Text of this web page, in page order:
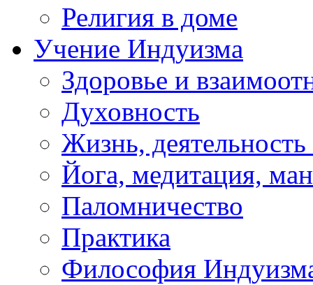
Религия в доме
Учение Индуизма
Здоровье и
Духовность
Жизнь, деятельность
Йога, медитация,
Паломничество
Практика
Философия